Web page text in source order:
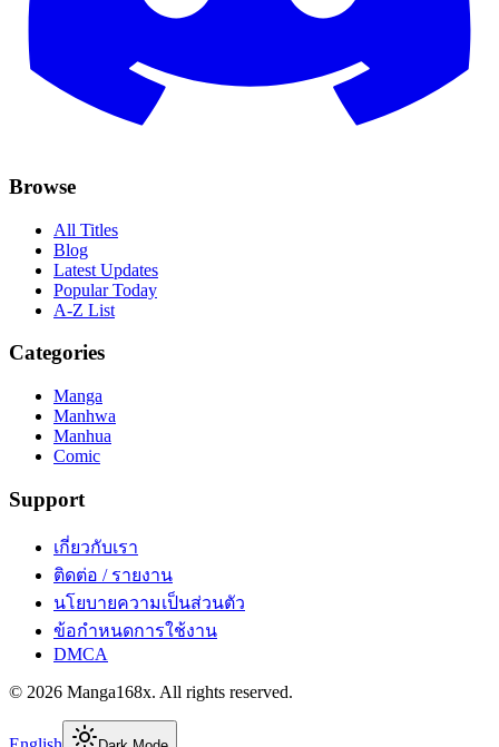
Browse
All Titles
Blog
Latest Updates
Popular Today
A-Z List
Categories
Manga
Manhwa
Manhua
Comic
Support
เกี่ยวกับเรา
ติดต่อ / รายงาน
นโยบายความเป็นส่วนตัว
ข้อกำหนดการใช้งาน
DMCA
© 2026 Manga168x. All rights reserved.